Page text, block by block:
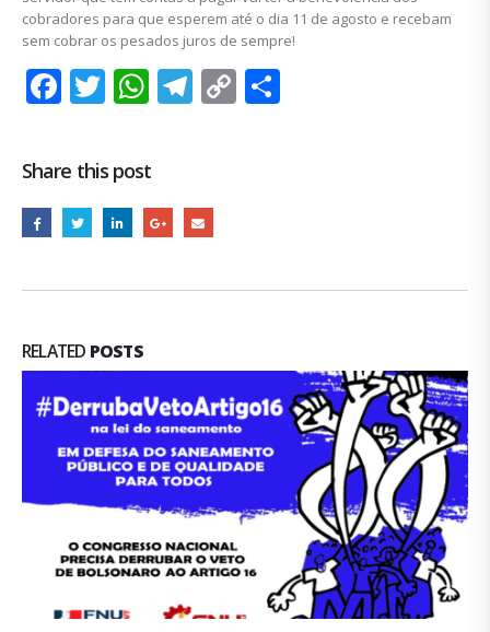
cobradores para que esperem até o dia 11 de agosto e recebam
sem cobrar os pesados juros de sempre!
Facebook
Twitter
WhatsApp
Telegram
Copy
Link
Share this post
RELATED POSTS